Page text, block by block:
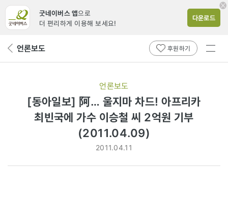
굿네이버스 앱으로
더 편리하게 이용해 보세요!
다운로드
뒤 언론보도 후원하기
전체
언론보도
[동아일보] 阿… 울지마 차드! 아프리카
최빈국에 가수 이승철 씨 2억원 기부
(2011.04.09)
2011.04.11